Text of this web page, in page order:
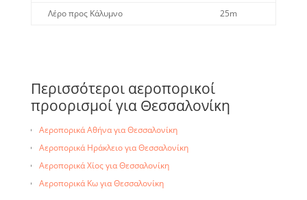
Λέρο προς Κάλυμνο
25m
Περισσότεροι αεροπορικοί
προορισμοί για Θεσσαλονίκη
Αεροπορικά Αθήνα για Θεσσαλονίκη
Αεροπορικά Ηράκλειο για Θεσσαλονίκη
Αεροπορικά Χίος για Θεσσαλονίκη
Αεροπορικά Κω για Θεσσαλονίκη